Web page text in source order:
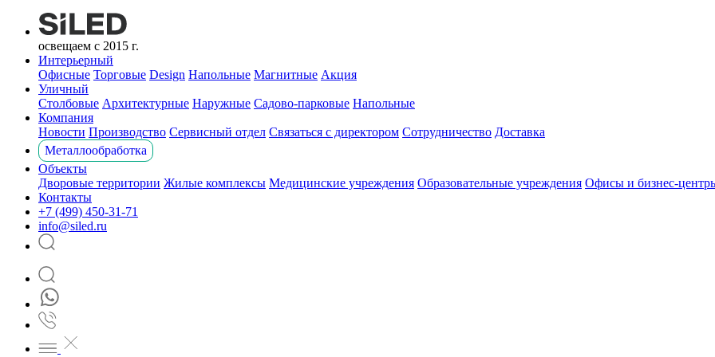
освещаем с 2015 г.
Интерьерный
Офисные Торговые Design Напольные Магнитные Акция
Уличный
Столбовые Архитектурные Наружные Садово-парковые Напольные
Компания
Новости Производство Сервисный отдел Связаться с директором Сотрудничество Доставка
Металлообработка
Объекты
Дворовые территории Жилые комплексы Медицинские учреждения Образовательные учреждения Офисы и бизнес-
Контакты
+7 (499) 450-31-71
info@siled.ru